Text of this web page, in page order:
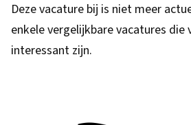
Deze vacature bij is niet meer
enkele vergelijkbare vacatures die
interessant zijn.